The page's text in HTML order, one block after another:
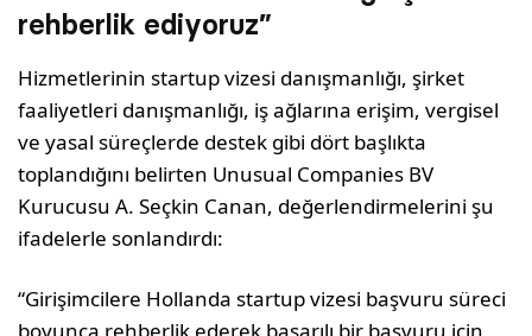
rehberlik ediyoruz”
Hizmetlerinin startup vizesi danışmanlığı, şirket
faaliyetleri danışmanlığı, iş ağlarına erişim, vergisel
ve yasal süreçlerde destek gibi dört başlıkta
toplandığını belirten Unusual Companies BV
Kurucusu A. Seçkin Canan, değerlendirmelerini şu
ifadelerle sonlandırdı:
“Girişimcilere Hollanda startup vizesi başvuru süreci